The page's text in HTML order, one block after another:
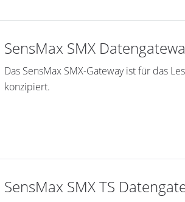
SensMax SMX
Das SensMax SMX-Gateway ist für das
konzipiert.
SensMax SMX TS